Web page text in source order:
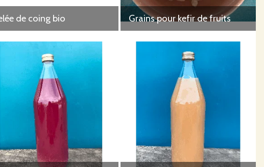
de coing bio Grains pour kefir de fruits